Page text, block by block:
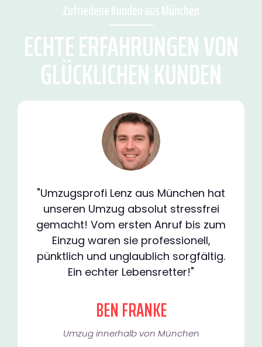
Zufriedene Kunden aus München
ECHTE ERFAHRUNGEN VON
GLÜCKLICHEN KUNDEN
"Umzugsprofi Lenz aus München hat
unseren Umzug absolut stressfrei
gemacht! Vom ersten Anruf bis zum
Einzug waren sie professionell,
pünktlich und unglaublich sorgfältig.
Ein echter Lebensretter!"
BEN FRANKE
Umzug innerhalb von München​